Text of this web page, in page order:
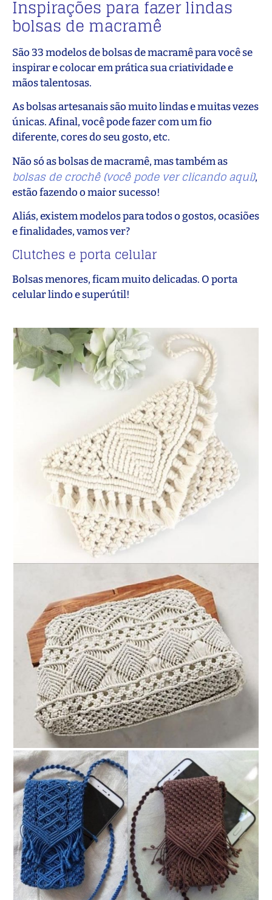
Inspirações para fazer lindas
bolsas de macramê
São 33 modelos de bolsas de macramê para você se
inspirar e colocar em prática sua criatividade e
mãos talentosas.
As bolsas artesanais são muito lindas e muitas vezes
únicas. Afinal, você pode fazer com um fio
diferente, cores do seu gosto, etc.
Não só as bolsas de macramê, mas também as
bolsas de crochê (você pode ver clicando aqui),
estão fazendo o maior sucesso!
Aliás, existem modelos para todos o gostos, ocasiões
e finalidades, vamos ver?
Clutches e porta celular
Bolsas menores, ficam muito delicadas. O porta
celular lindo e superútil!